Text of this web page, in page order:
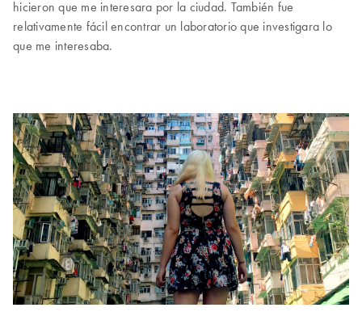
hicieron que me interesara por la ciudad. También fue
relativamente fácil encontrar un laboratorio que investigara lo
que me interesaba.